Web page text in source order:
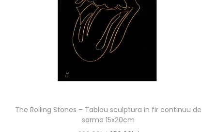
The Rolling Stones – Tablou sculptura in fir continuu de
sarma 15x20cm